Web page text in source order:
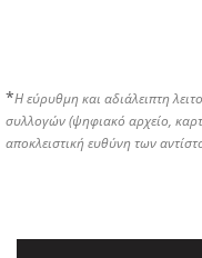
*Η εύρυθμη και αδιάλειπτη
συλλογών (ψηφιακό αρχείο,
αποκλειστική ευθύνη των